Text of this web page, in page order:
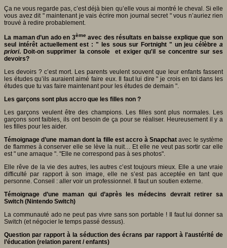
Ça ne vous regarde pas, c’est déjà bien qu’elle vous ai montré le cheval. Si elle
vous avez dit " maintenant je vais écrire mon journal secret " vous n’auriez rien
trouvé à redire probablement.
La maman d’un ado en 3èmeavec des résultats en baisse explique que son
seul intérêt actuellement est : " les sous sur Fortnight " un jeu célèbre a
priori. Doit-on supprimer la console et exiger qu'il se concentre sur ses
devoirs?
Les devoirs ? c’est mort. Les parents veulent souvent que leur enfants fassent
les études qu’ils auraient aimé faire eux. Il faut lui dire " je crois en toi dans les
études que tu vas faire maintenant pour les études de demain ".
Les garçons sont plus accro que les filles non ?
Les garçons veulent être des champions. Les filles sont plus normales. Les
garçons sont faibles, ils ont besoin de ça pour se réaliser. Heureusement il y a
les filles pour les aider.
Témoignage d’une maman dont la fille est accro à Snapchat avec le système
de flammes à conserver elle se lève la nuit… Et elle ne veut pas sortir car elle
est " une arnaque ". "Elle ne correspond pas à ses photos".
Elle rêve de la vie des autres, les autres c’est toujours mieux. Elle a une vraie
difficulté par rapport à son image, elle ne s’est pas acceptée en tant que
personne. Conseil : aller voir un professionnel. Il faut un soutien externe.
Témoignage d’une maman qui d’après les médecins devrait retirer sa
Switch (Nintendo Switch)
La communauté ado ne peut pas vivre sans son portable ! Il faut lui donner sa
Switch (et négocier le temps passé dessus).
Question par rapport à la séduction des écrans par rapport à l'austérité de
l’éducation (relation parent / enfants)